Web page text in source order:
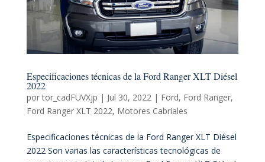
Especificaciones técnicas de la Ford Ranger XLT Diésel
2022
portor_cadFUVXjp | Jul 30, 2022 | Ford, Ford Ranger,
Ford Ranger XLT 2022, Motores Cabriales
Especificaciones técnicas de la Ford Ranger XLT Diésel
2022 Son varias las características tecnológicas de